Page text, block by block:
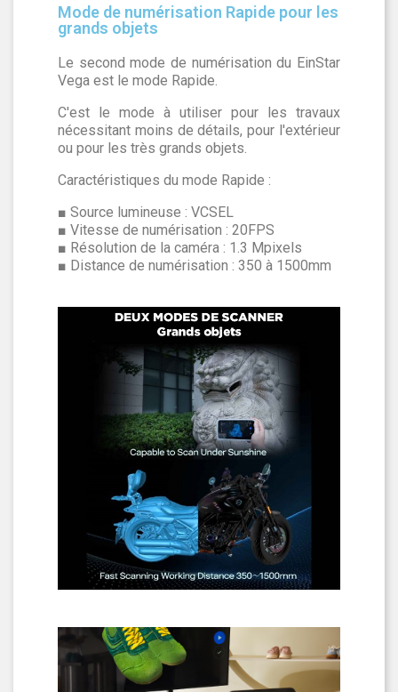
Mode de numérisation Rapide pour les
grands objets
Le second mode de numérisation du EinStar
Vega est le mode Rapide.
C'est le mode à utiliser pour les travaux
nécessitant moins de détails, pour l'extérieur
ou pour les très grands objets.
Caractéristiques du mode Rapide :
■ Source lumineuse : VCSEL
■ Vitesse de numérisation : 20FPS
■ Résolution de la caméra : 1.3 Mpixels
■ Distance de numérisation : 350 à 1500mm